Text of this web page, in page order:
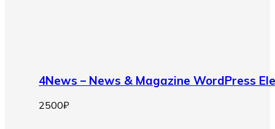
4News – News & Magazine WordPress
2500₽